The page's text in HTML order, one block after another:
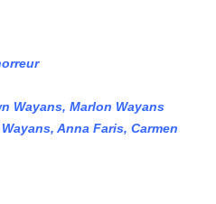
Wayans, Marlon Wayans
Anna Faris, Carmen